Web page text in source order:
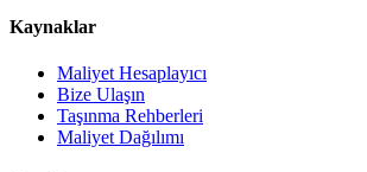
Kaynaklar
Maliyet Hesaplayıcı
Bize Ulaşın
Taşınma Rehberleri
Maliyet Dağılımı